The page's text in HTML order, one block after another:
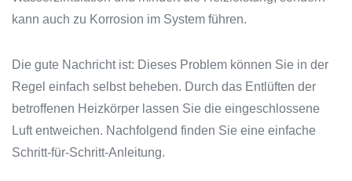
kann auch zu Korrosion im System führen.
Die gute Nachricht ist: Dieses Problem können Sie in der
Regel einfach selbst beheben. Durch das Entlüften der
betroffenen Heizkörper lassen Sie die eingeschlossene
Luft entweichen. Nachfolgend finden Sie eine einfache
Schritt-für-Schritt-Anleitung.